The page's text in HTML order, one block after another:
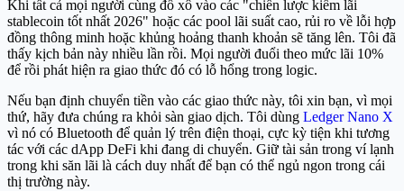
Khi tất cả mọi người cùng đổ xô vào các "chiến lược kiếm lãi
stablecoin tốt nhất 2026" hoặc các pool lãi suất cao, rủi ro về lỗi hợp
đồng thông minh hoặc khủng hoảng thanh khoản sẽ tăng lên. Tôi đã
thấy kịch bản này nhiều lần rồi. Mọi người đuổi theo mức lãi 10%
để rồi phát hiện ra giao thức đó có lỗ hổng trong logic.
Nếu bạn định chuyển tiền vào các giao thức này, tôi xin bạn, vì mọi
thứ, hãy đưa chúng ra khỏi sàn giao dịch. Tôi dùng Ledger Nano X
vì nó có Bluetooth để quản lý trên điện thoại, cực kỳ tiện khi tương
tác với các dApp DeFi khi đang di chuyển. Giữ tài sản trong ví lạnh
trong khi săn lãi là cách duy nhất để bạn có thể ngủ ngon trong cái
thị trường này.